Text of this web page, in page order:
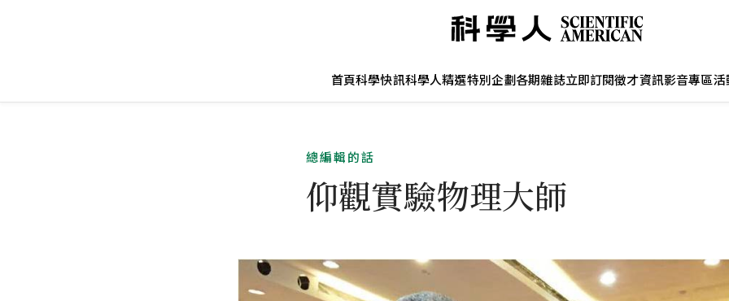
首頁科學快訊科學人精選特別企劃各期雜誌立即訂閱徵才資訊影音專區活
總編輯的話
仰觀實驗物理大師